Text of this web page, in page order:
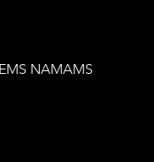
NAMAMS